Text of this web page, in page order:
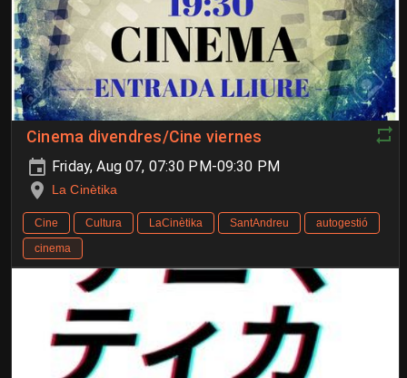
Cinema divendres/Cine viernes
Friday, Aug 07, 07:30 PM-09:30 PM
La Cinètika
Cine Cultura LaCinètika SantAndreu
autogestió
cinema